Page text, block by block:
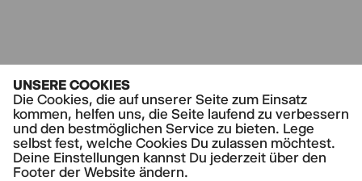
UNSERE COOKIES
Die Cookies, die auf unserer Seite zum Einsatz
kommen, helfen uns, die Seite laufend zu verbessern
und den bestmöglichen Service zu bieten. Lege
selbst fest, welche Cookies Du zulassen möchtest.
Deine Einstellungen kannst Du jederzeit über den
Footer der Website ändern.
AKTUELLE STÜCKE
Gazino Altınova